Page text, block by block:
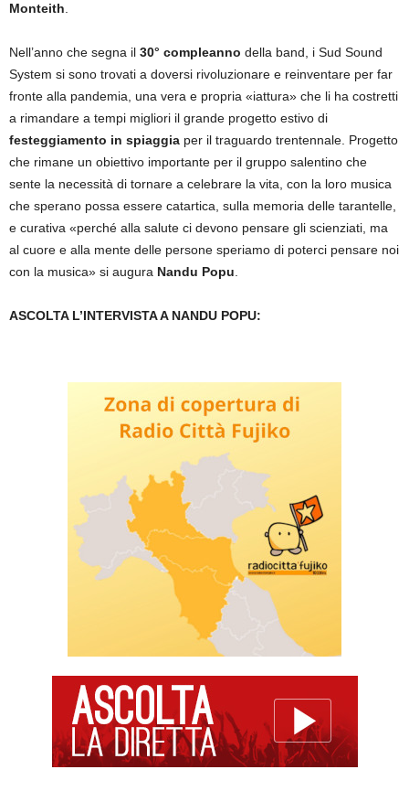
Monteith.
Nell’anno che segna il 30° compleanno della band, i Sud Sound
System si sono trovati a doversi rivoluzionare e reinventare per far
fronte alla pandemia, una vera e propria «iattura» che li ha costretti
a rimandare a tempi migliori il grande progetto estivo di
festeggiamento in spiaggia per il traguardo trentennale. Progetto
che rimane un obiettivo importante per il gruppo salentino che
sente la necessità di tornare a celebrare la vita, con la loro musica
che sperano possa essere catartica, sulla memoria delle tarantelle,
e curativa «perché alla salute ci devono pensare gli scienziati, ma
al cuore e alla mente delle persone speriamo di poterci pensare noi
con la musica» si augura Nandu Popu.
ASCOLTA L’INTERVISTA A NANDU POPU: